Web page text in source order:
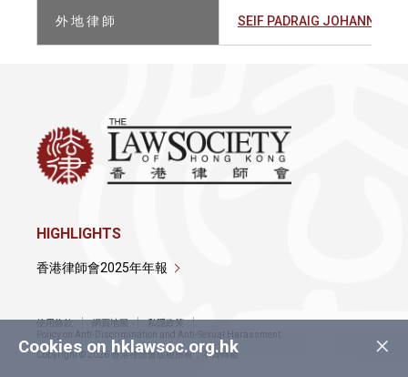
外 地 律 師 SEIF PADRAIG JOHANNES
×
Cookies on hklawsoc.org.hk
HIGHLIGHTS
香港律師會2025年年報
使用條款 網頁地圖
私隱政策
Policy on Anti-Discrimination and Anti-Sexual Harassment
Copyright © 2026 香港律師會版權所有，不得轉載